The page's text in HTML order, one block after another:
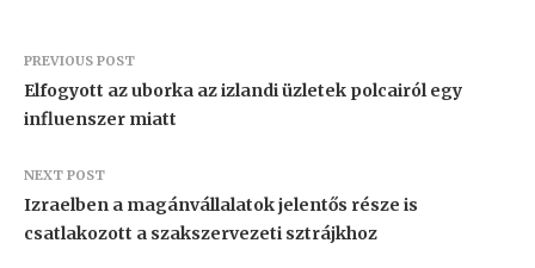
PREVIOUS POST
Elfogyott az uborka az izlandi üzletek polcairól egy
influenszer miatt
NEXT POST
Izraelben a magánvállalatok jelentős része is
csatlakozott a szakszervezeti sztrájkhoz